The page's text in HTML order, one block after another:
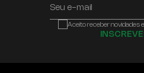
Seu e-mail
Aceito receber novidades